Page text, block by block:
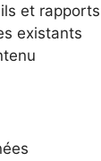
et rapports
existants